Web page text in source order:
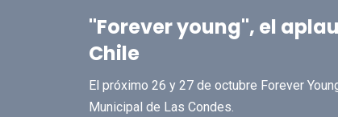
"Forever young", el
Chile
El próximo 26 y 27 de octubre Forever
Municipal de Las Condes.